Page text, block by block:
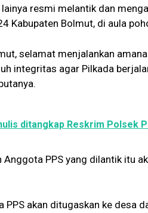
resmi melantik dan
Kabupaten Bolmut, di aula
selamat menjalankan
integritas agar Pilkada
ditangkap Reskrim Polsek
PPS yang dilantik itu
akan ditugaskan ke desa